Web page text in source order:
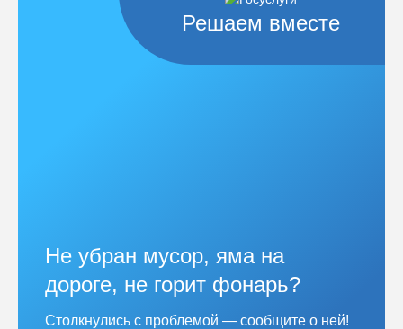
Решаем вместе
Не убран мусор, яма на
дороге, не горит фонарь?
Столкнулись с проблемой — сообщите о ней!